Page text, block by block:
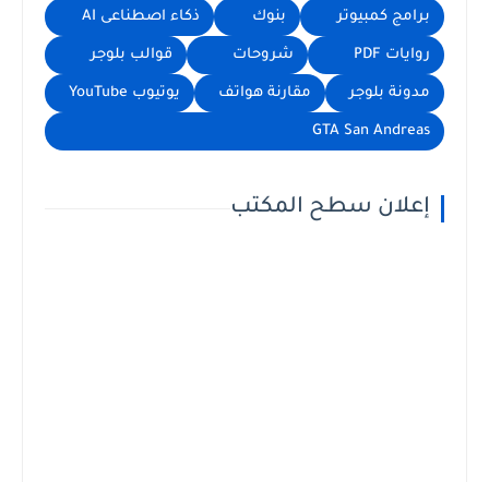
برامج كمبيوتر بنوك ذكاء اصطناعى AI
روايات PDF شروحات قوالب بلوجر
مدونة بلوجر مقارنة هواتف يوتيوب YouTube
GTA San Andreas
إعلان سطح المكتب